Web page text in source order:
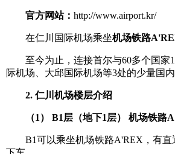
官方网站： http://www.airport.kr/
在仁川国际机场乘坐机场铁路
至今为止，连接首尔与60多个国家
际机场、大邱国际机场等3处的少量国
2. 仁川机场楼层介绍
（1） B1层（地下1层） 机场铁路
B1可以乘坐机场铁路A'REX，有直